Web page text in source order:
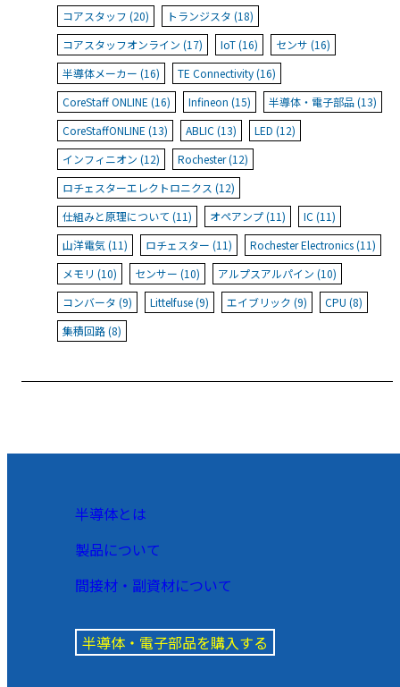
コアスタッフ (20)
トランジスタ (18)
コアスタッフオンライン (17)
IoT (16)
センサ (16)
半導体メーカー (16)
TE Connectivity (16)
CoreStaff ONLINE (16)
Infineon (15)
半導体・電子部品 (13)
CoreStaffONLINE (13)
ABLIC (13)
LED (12)
インフィニオン (12)
Rochester (12)
ロチェスターエレクトロニクス (12)
仕組みと原理について (11)
オペアンプ (11)
IC (11)
山洋電気 (11)
ロチェスター (11)
Rochester Electronics (11)
メモリ (10)
センサー (10)
アルプスアルパイン (10)
コンバータ (9)
Littelfuse (9) エイブリック (9)
CPU (8)
集積回路 (8)
半導体とは
製品について
間接材・副資材について
半導体・電子部品を購入する